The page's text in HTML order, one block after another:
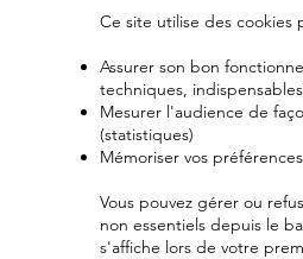
Ce site utilise des cookies
Assurer son bon
techniques,
Mesurer l'audience de
(statistiques)
Mémoriser vos
Vous pouvez gérer ou
non essentiels depuis le
s'affiche lors de votre